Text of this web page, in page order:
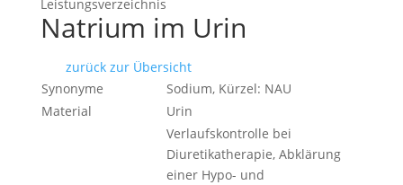
Leistungsverzeichnis
Natrium im Urin
zurück zur Übersicht
Synonyme
Sodium, Kürzel: NAU
Material
Urin
Verlaufskontrolle bei
Diuretikatherapie, Abklärung
einer Hypo- und